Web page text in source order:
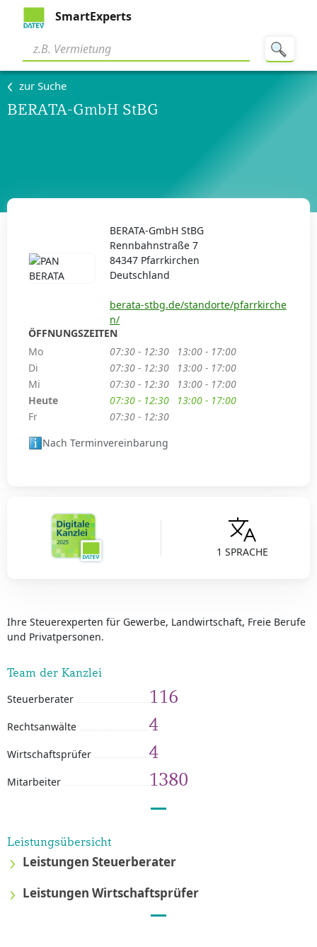
SmartExperts
zur Suche
BERATA-GmbH StBG
1 SPRACHE
Ihre Steuerexperten für Gewerbe, Landwirtschaft, Freie Berufe
und Privatpersonen.
Team der Kanzlei
Steuerberater 116
Rechtsanwälte 4
Wirtschaftsprüfer 4
Mitarbeiter 1380
Leistungsübersicht
Leistungen Steuerberater
Leistungen Wirtschaftsprüfer
BERATA-GmbH StBG
Rennbahnstraße 7
84347 Pfarrkirchen
Deutschland
berata-stbg.de/standorte/pfarrkirche
n/
ÖFFNUNGSZEITEN
Mo
07:30 - 12:30
13:00 - 17:00
Di
07:30 - 12:30
13:00 - 17:00
Mi
07:30 - 12:30
13:00 - 17:00
Heute
07:30 - 12:30
13:00 - 17:00
Fr
07:30 - 12:30
Nach Terminvereinbarung